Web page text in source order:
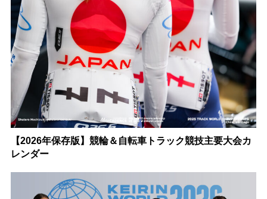
【2026年保存版】競輪＆自転車トラック競技主要大会カ
レンダー